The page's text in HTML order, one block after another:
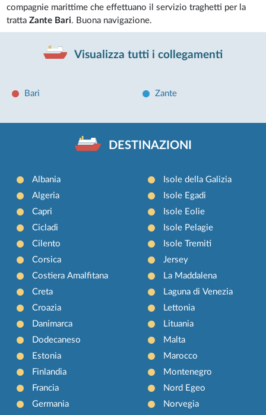
compagnie marittime che effettuano il servizio traghetti per la
trattaZante Bari. Buona navigazione.
Visualizza tutti i collegamenti
Bari Zante
DESTINAZIONI
Albania
Algeria
Capri
Cicladi
Cilento
Corsica
Costiera Amalfitana
Creta
Croazia
Danimarca
Dodecaneso
Estonia
Finlandia
Francia
Germania
Isole della Galizia
Isole Egadi
Isole Eolie
Isole Pelagie
Isole Tremiti
Jersey
La Maddalena
Laguna di Venezia
Lettonia
Lituania
Malta
Marocco
Montenegro
Nord Egeo
Norvegia